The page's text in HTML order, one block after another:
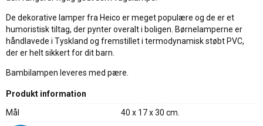
De dekorative lamper fra Heico er meget populære og de er et
humoristisk tiltag, der pynter overalt i boligen. Børnelamperne er
håndlavede i Tyskland og fremstillet i termodynamisk støbt PVC,
der er helt sikkert for dit barn.
Bambilampen leveres med pære.
Produkt information
Mål
40 x 17 x 30 cm.